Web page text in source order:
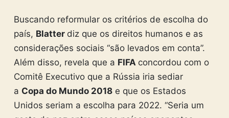
Buscando reformular os critérios de escolha do
país, Blatter diz que os direitos humanos e as
considerações sociais “são levados em conta”.
Além disso, revela que a FIFA concordou com o
Comitê Executivo que a Rússia iria sediar
a Copa do Mundo 2018e que os Estados
Unidos seriam a escolha para 2022. “Seria um